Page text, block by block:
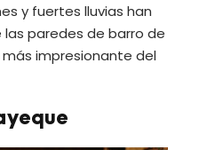
y fuertes lluvias han
paredes de barro de
impresionante del